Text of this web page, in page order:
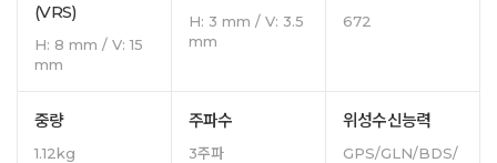
(VRS)
H: 8 mm / V: 15
mm
H: 3 mm / V: 3.5
mm
672
중량
1.12kg
주파수
3주파
위성수신능력
GPS/GLN/BDS/